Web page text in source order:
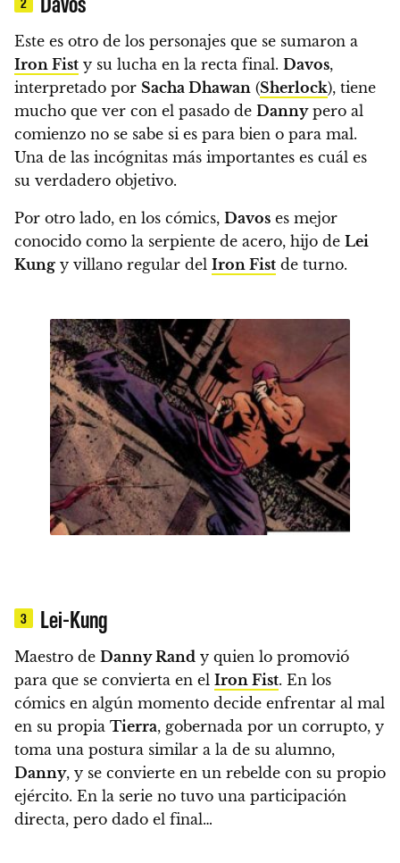
Este es otro de los personajes que se sumaron a
Iron Fist y su lucha en la recta final. Davos,
interpretado por Sacha Dhawan (Sherlock), tiene
mucho que ver con el pasado de Dannypero al
comienzo no se sabe si es para bien o para mal.
Una de las incógnitas más importantes es cuál es
su verdadero objetivo.
Por otro lado, en los cómics, Davos es mejor
conocido como la serpiente de acero, hijo de Lei
Kung y villano regular del Iron Fist de turno.
3 Lei-Kung
Maestro de Danny Rand y quien lo promovió
para que se convierta en el Iron Fist. En los
cómics en algún momento decide enfrentar al mal
en su propia Tierra, gobernada por un corrupto, y
toma una postura similar a la de su alumno,
Danny, y se convierte en un rebelde con su propio
ejército. En la serie no tuvo una participación
directa, pero dado el final…